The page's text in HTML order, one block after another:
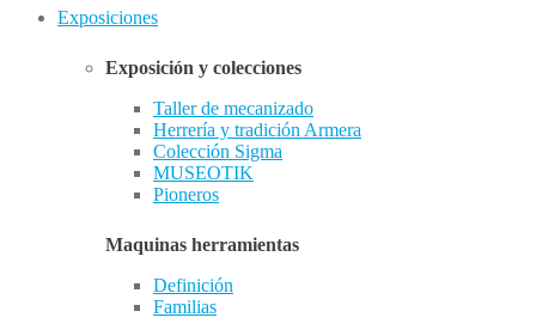
Exposiciones
Exposición y colecciones
Taller de mecanizado
Herrería y tradición Armera
Colección Sigma
MUSEOTIK
Pioneros
Maquinas herramientas
Definición
Familias